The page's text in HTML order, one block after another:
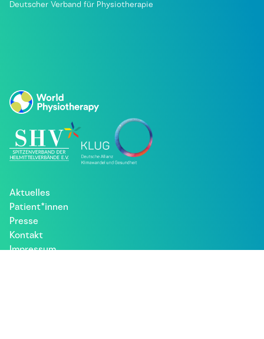
Deutscher Verband für Physiotherapie
Aktuelles
Patient*innen
Presse
Kontakt
Impressum